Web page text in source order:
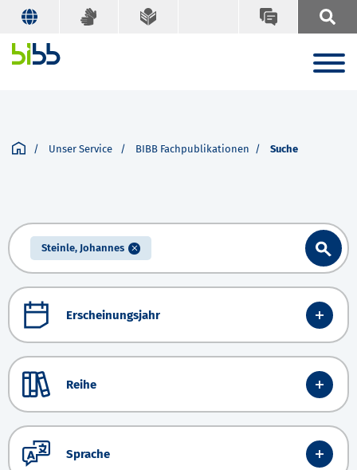
Unser Service BIBB Fachpublikationen Suche
Steinle, Johannes
Erscheinungsjahr
Reihe
Sprache